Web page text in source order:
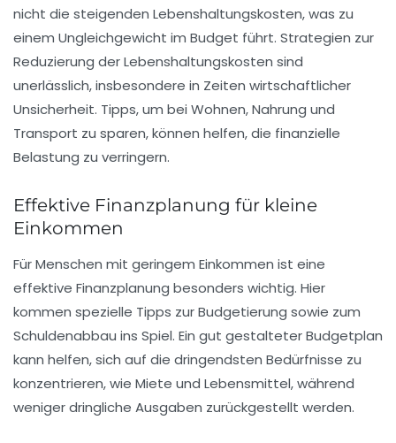
nicht die steigenden Lebenshaltungskosten, was zu
einem Ungleichgewicht im Budget führt. Strategien zur
Reduzierung der Lebenshaltungskosten sind
unerlässlich, insbesondere in Zeiten wirtschaftlicher
Unsicherheit. Tipps, um bei Wohnen, Nahrung und
Transport zu sparen, können helfen, die finanzielle
Belastung zu verringern.
Effektive Finanzplanung für kleine
Einkommen
Für Menschen mit geringem Einkommen ist eine
effektive Finanzplanung besonders wichtig. Hier
kommen spezielle Tipps zurBudgetierung sowie zum
Schuldenabbau ins Spiel. Ein gut gestalteter Budgetplan
kann helfen, sich auf die dringendsten Bedürfnisse zu
konzentrieren, wie Miete und Lebensmittel, während
weniger dringliche Ausgaben zurückgestellt werden.